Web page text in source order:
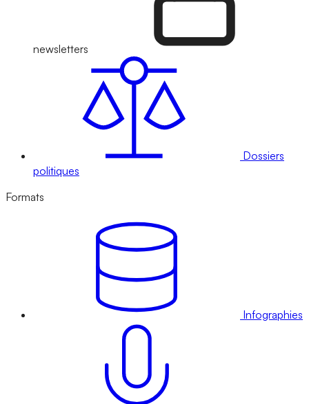
newsletters
Dossiers
politiques
Formats
Infographies